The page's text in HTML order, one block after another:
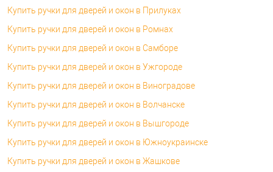
Купить ручки для дверей и окон в Прилуках
Купить ручки для дверей и окон в Ромнах
Купить ручки для дверей и окон в Самборе
Купить ручки для дверей и окон в Ужгороде
Купить ручки для дверей и окон в Виноградове
Купить ручки для дверей и окон в Волчанске
Купить ручки для дверей и окон в Вышгороде
Купить ручки для дверей и окон в Южноукраинске
Купить ручки для дверей и окон в Жашкове